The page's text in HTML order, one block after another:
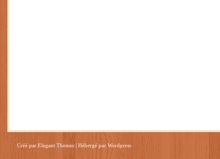
Créé par Elegant Themes | Hébergé par Wordpress